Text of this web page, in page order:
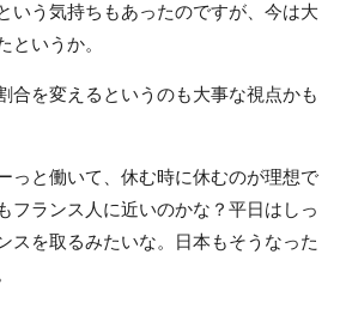
いう気持ちもあったのですが、今は大
というか。
を変えるというのも大事な視点かも
っと働いて、休む時に休むのが理想で
フランス人に近いのかな？平日はしっ
スを取るみたいな。日本もそうなった